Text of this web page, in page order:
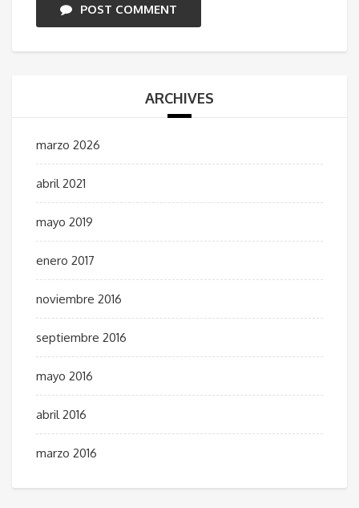
POST COMMENT
ARCHIVES
marzo 2026
abril 2021
mayo 2019
enero 2017
noviembre 2016
septiembre 2016
mayo 2016
abril 2016
marzo 2016